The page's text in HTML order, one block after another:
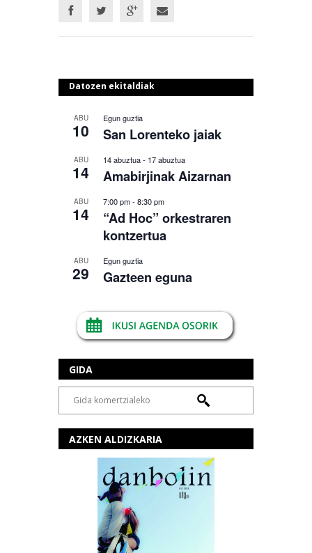
Datozen ekitaldiak
ABU
10
Egun guztia
San Lorenteko jaiak
ABU
14
14 abuztua- 17 abuztua
Amabirjinak Aizarnan
ABU
14
7:00 pm- 8:30 pm
“Ad Hoc” orkestraren
kontzertua
ABU
29
Egun guztia
Gazteen eguna
GIDA
AZKEN ALDIZKARIA